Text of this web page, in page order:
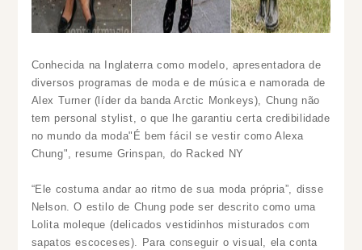
Conhecida na Inglaterra como modelo, apresentadora de
diversos programas de moda e de música e namorada de
Alex Turner (líder da banda Arctic Monkeys), Chung não
tem personal stylist, o que lhe garantiu certa credibilidade
no mundo da moda"É bem fácil se vestir como Alexa
Chung", resume Grinspan, do Racked NY
“Ele costuma andar ao ritmo de sua moda própria”, disse
Nelson. O estilo de Chung pode ser descrito como uma
Lolita moleque (delicados vestidinhos misturados com
sapatos escoceses). Para conseguir o visual, ela conta